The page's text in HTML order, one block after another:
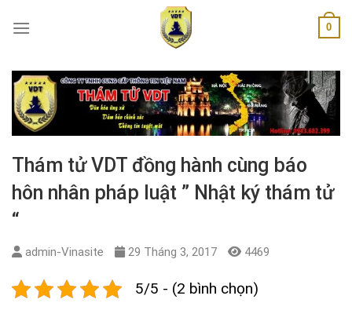
0
Thám tử VDT đồng hành cùng báo
hôn nhân pháp luật ” Nhật ký thám tử
“
admin-Vinasite 29 Tháng 3, 2017 4469
5/5 - (2 bình chọn)